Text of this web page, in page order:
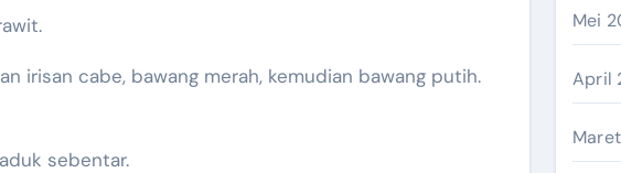
irisan cabe, bawang merah, kemudian bawang putih.
sebentar.
Mei
April